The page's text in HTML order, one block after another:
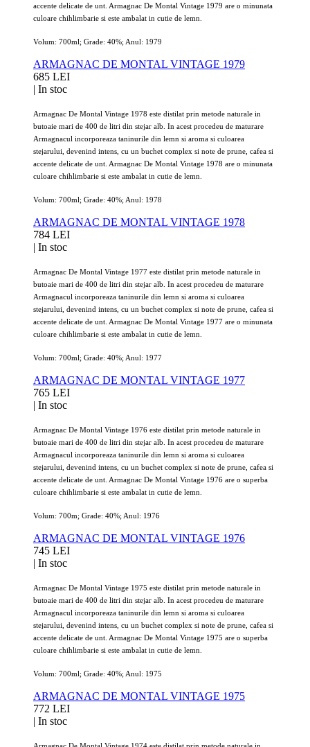
accente delicate de unt. Armagnac De Montal Vintage 1979 are o minunata
culoare chihlimbarie si este ambalat in cutie de lemn.
Volum: 700ml; Grade: 40%; Anul: 1979
ARMAGNAC DE MONTAL VINTAGE 1979
685 LEI
| In stoc
Armagnac De Montal Vintage 1978 este distilat prin metode naturale in
butoaie mari de 400 de litri din stejar alb. In acest procedeu de maturare
Armagnacul incorporeaza taninurile din lemn si aroma si culoarea
stejarului, devenind intens, cu un buchet complex si note de prune, cafea si
accente delicate de unt. Armagnac De Montal Vintage 1978 are o minunata
culoare chihlimbarie si este ambalat in cutie de lemn.
Volum: 700ml; Grade: 40%; Anul: 1978
ARMAGNAC DE MONTAL VINTAGE 1978
784 LEI
| In stoc
Armagnac De Montal Vintage 1977 este distilat prin metode naturale in
butoaie mari de 400 de litri din stejar alb. In acest procedeu de maturare
Armagnacul incorporeaza taninurile din lemn si aroma si culoarea
stejarului, devenind intens, cu un buchet complex si note de prune, cafea si
accente delicate de unt. Armagnac De Montal Vintage 1977 are o minunata
culoare chihlimbarie si este ambalat in cutie de lemn.
Volum: 700ml; Grade: 40%; Anul: 1977
ARMAGNAC DE MONTAL VINTAGE 1977
765 LEI
| In stoc
Armagnac De Montal Vintage 1976 este distilat prin metode naturale in
butoaie mari de 400 de litri din stejar alb. In acest procedeu de maturare
Armagnacul incorporeaza taninurile din lemn si aroma si culoarea
stejarului, devenind intens, cu un buchet complex si note de prune, cafea si
accente delicate de unt. Armagnac De Montal Vintage 1976 are o superba
culoare chihlimbarie si este ambalat in cutie de lemn.
Volum: 700m; Grade: 40%; Anul: 1976
ARMAGNAC DE MONTAL VINTAGE 1976
745 LEI
| In stoc
Armagnac De Montal Vintage 1975 este distilat prin metode naturale in
butoaie mari de 400 de litri din stejar alb. In acest procedeu de maturare
Armagnacul incorporeaza taninurile din lemn si aroma si culoarea
stejarului, devenind intens, cu un buchet complex si note de prune, cafea si
accente delicate de unt. Armagnac De Montal Vintage 1975 are o superba
culoare chihlimbarie si este ambalat in cutie de lemn.
Volum: 700ml; Grade: 40%; Anul: 1975
ARMAGNAC DE MONTAL VINTAGE 1975
772 LEI
| In stoc